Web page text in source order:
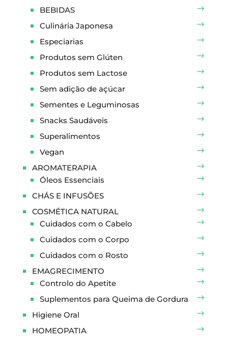
BEBIDAS
Culinária Japonesa
Especiarias
Produtos sem Glúten
Produtos sem Lactose
Sem adição de açúcar
Sementes e Leguminosas
Snacks Saudáveis
Superalimentos
Vegan
AROMATERAPIA
Óleos Essenciais
CHÁS E INFUSÕES
COSMÉTICA NATURAL
Cuidados com o Cabelo
Cuidados com o Corpo
Cuidados com o Rosto
EMAGRECIMENTO
Controlo do Apetite
Suplementos para Queima de Gordura
Higiene Oral
HOMEOPATIA